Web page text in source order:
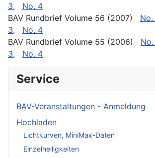
3, No. 4
BAV Rundbrief Volume 56 (2007) No.
3, No. 4
BAV Rundbrief Volume 55 (2006) No.
3, No. 4
Service
BAV-Veranstaltungen - Anmeldung
Hochladen
Lichtkurven, MiniMax-Daten
Einzelhelligkeiten